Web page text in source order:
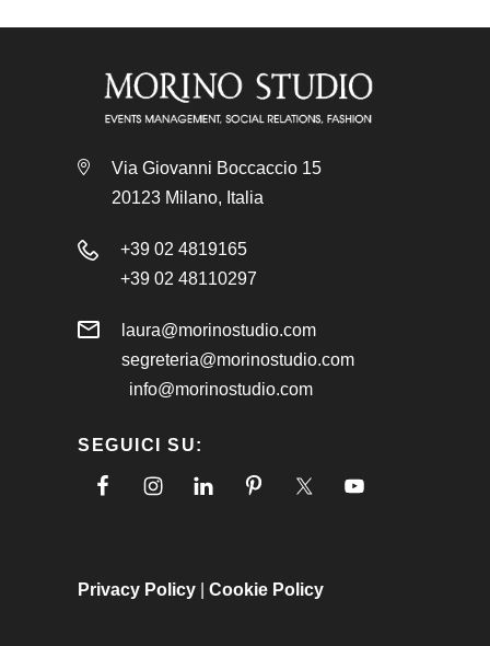
Via Giovanni Boccaccio 15
20123 Milano, Italia
+39 02 4819165
+39 02 48110297
laura@morinostudio.com
segreteria@morinostudio.com
info@morinostudio.com
SEGUICI SU:
Privacy Policy Cookie Policy